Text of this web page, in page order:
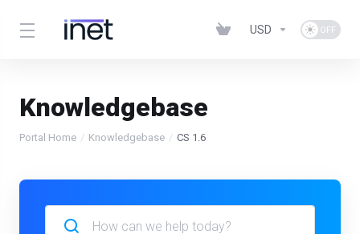
USD
Knowledgebase
Portal Home Knowledgebase CS 1.6